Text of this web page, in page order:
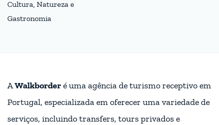
Cultura, Natureza e
Gastronomia
AWalkborderé uma agência de turismo receptivo em
Portugal, especializada em oferecer uma variedade de
serviços, incluindo transfers, tours privados e